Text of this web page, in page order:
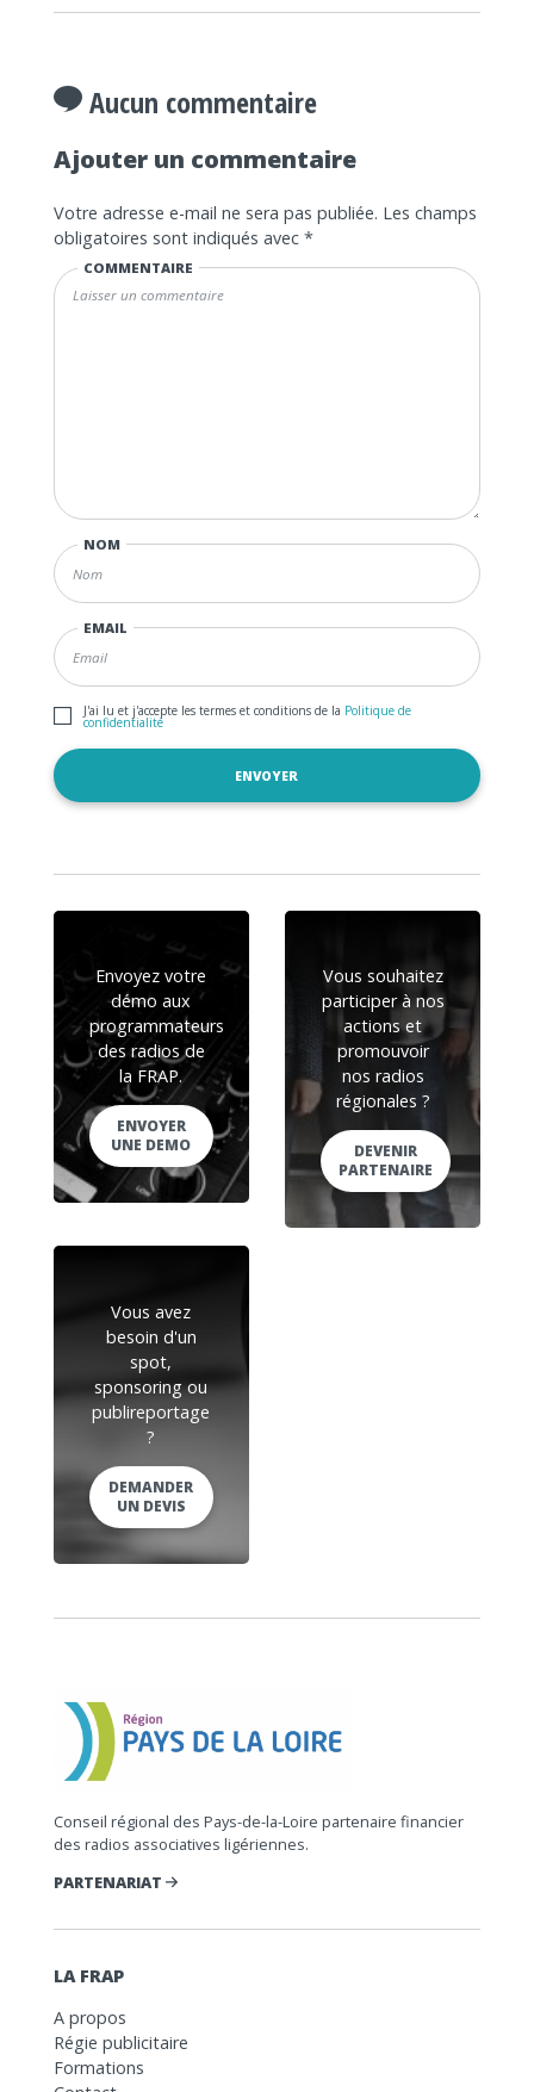
Aucun commentaire
Ajouter un commentaire
Votre adresse e-mail ne sera pas publiée. Les champs
obligatoires sont indiqués avec *
COMMENTAIRE
NOM
EMAIL
J'ai lu et j'accepte les termes et conditions de la Politique de
confidentialité
Envoyez votre
démo aux
programmateurs
des radios de
la FRAP.
ENVOYER
UNE DEMO
Vous souhaitez
participer à nos
actions et
promouvoir
nos radios
régionales ?
DEVENIR
PARTENAIRE
Vous avez
besoin d'un
spot,
sponsoring ou
publireportage
?
DEMANDER
UN DEVIS
Conseil régional des Pays-de-la-Loire partenaire financier
des radios associatives ligériennes.
PARTENARIAT
LA FRAP
A propos
Régie publicitaire
Formations